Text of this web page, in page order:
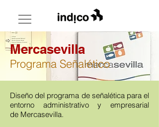
Mercasevilla
Programa Señalético
Diseño del programa de señalética para el
entorno administrativo y empresarial
de Mercasevilla.